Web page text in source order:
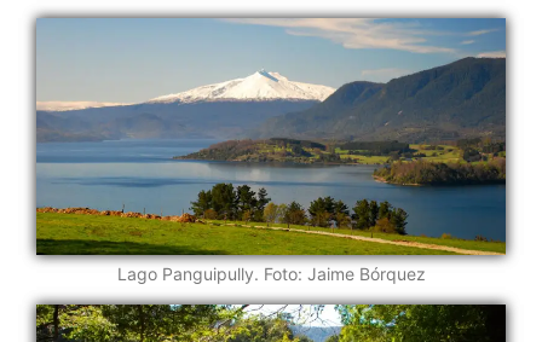
Lago Panguipully. Foto: Jaime Bórquez